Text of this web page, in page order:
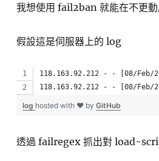
我想使用 fail2ban 就能在不更動
假設這是伺服器上的 log
118.163.92.212 - - [08/Feb/
118.163.92.212 - - [08/Feb/
log hosted with ❤ by GitHub
透過 failregex 抓出對 load-